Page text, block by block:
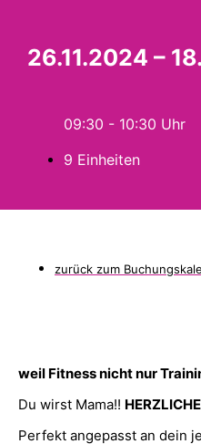
26.11.2024 –
09:30 - 10:30
9 Einheiten
zurück zum
weil Fitness nicht nur
Du wirst Mama!!
Perfekt angepasst an dein